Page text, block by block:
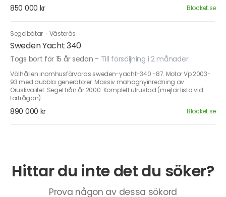
850 000 kr Blocket.se
Segelbåtar · Västerås
Sweden Yacht 340
Togs bort för 15 år sedan - Till försäljning i 2 månader
Välhållen inomhusförvaras sweden-yacht-340 -87. Motor Vp 2003-
93 med dubbla generatorer. Massiv mahognyinredning av
Oruskvalitet. Segel från år 2000. Komplett utrustad (mejlar lista vid
förfrågan).
890 000 kr Blocket.se
Hittar du inte det du söker?
Prova någon av dessa sökord